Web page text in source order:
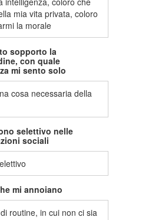
mia vita privata, coloro
la morale
sopporto la
con quale
mi sento solo
cosa necessaria della
selettivo nelle
sociali
mi annoiano
routine, in cui non ci sia